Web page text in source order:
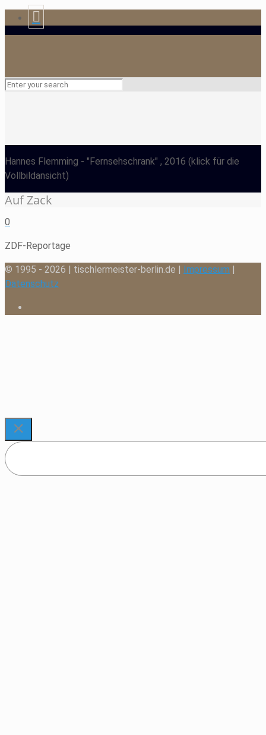
Hannes Flemming - "Fernsehschrank" , 2016 (klick für die
Vollbildansicht)
Auf Zack
0
ZDF-Reportage
© 1995 - 2026 | tischlermeister-berlin.de | Impressum
Datenschutz